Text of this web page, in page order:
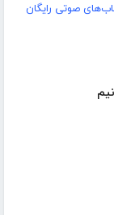
صوتی رایگان